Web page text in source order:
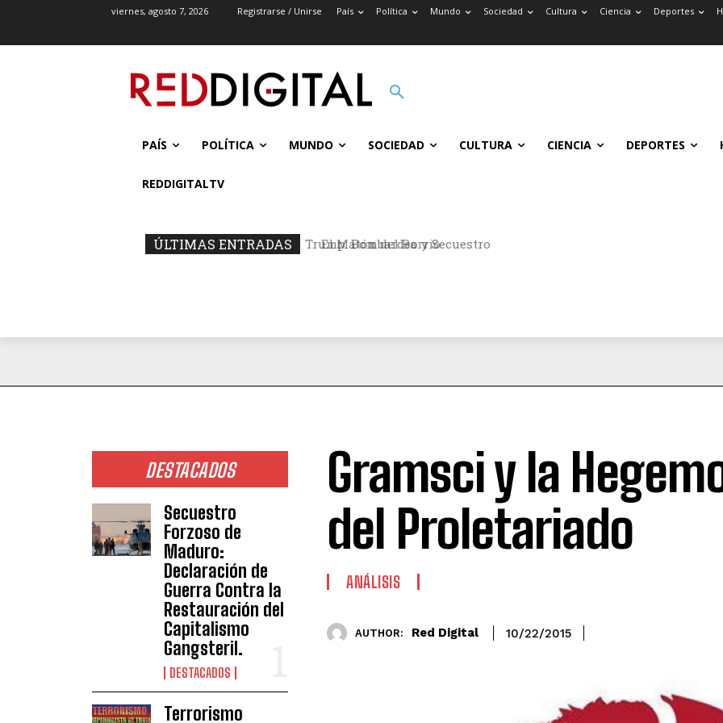
viernes, agosto 7, 2026 Registrarse / Unirse País Política Mundo Sociedad Cultura Ciencia Deportes
PAÍS POLÍTICA MUNDO SOCIEDAD CULTURA CIENCIA DEPORTES
REDDIGITALTV
ÚLTIMAS ENTRADAS El Matón del Barrio
DESTACADOS
Secuestro
Forzoso de
Maduro:
Declaración de
Guerra Contra la
Restauración del
Capitalismo
Gangsteril.
DESTACADOS
Terrorismo
Gramsci y la
del Proletariado
ANÁLISIS
AUTHOR: Red Digital 10/22/2015